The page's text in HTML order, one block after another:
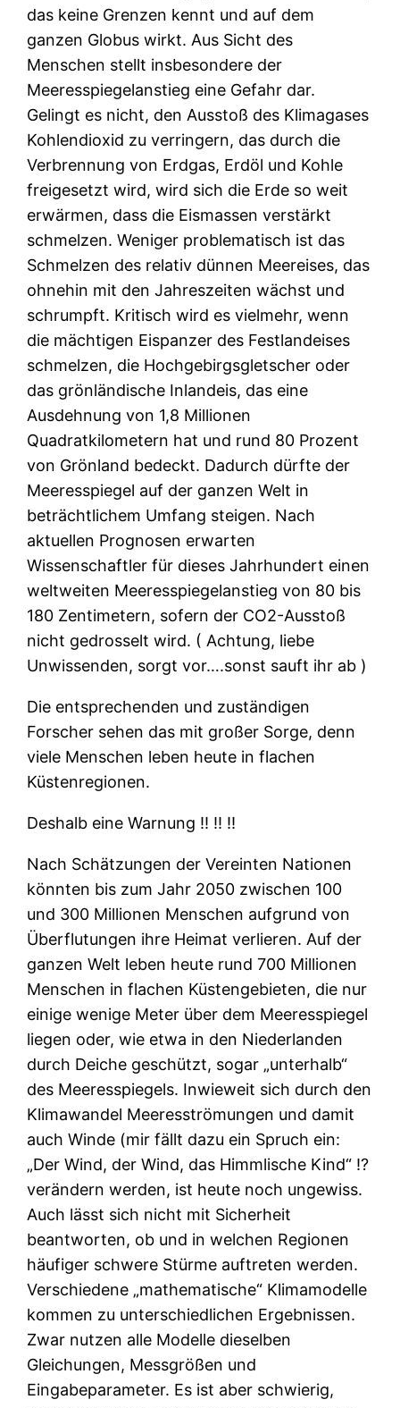
das keine Grenzen kennt und auf dem
ganzen Globus wirkt. Aus Sicht des
Menschen stellt insbesondere der
Meeresspiegelanstieg eine Gefahr dar.
Gelingt es nicht, den Ausstoß des Klimagases
Kohlendioxid zu verringern, das durch die
Verbrennung von Erdgas, Erdöl und Kohle
freigesetzt wird, wird sich die Erde so weit
erwärmen, dass die Eismassen verstärkt
schmelzen. Weniger problematisch ist das
Schmelzen des relativ dünnen Meereises, das
ohnehin mit den Jahreszeiten wächst und
schrumpft. Kritisch wird es vielmehr, wenn
die mächtigen Eispanzer des Festlandeises
schmelzen, die Hochgebirgsgletscher oder
das grönländische Inlandeis, das eine
Ausdehnung von 1,8 Millionen
Quadratkilometern hat und rund 80 Prozent
von Grönland bedeckt. Dadurch dürfte der
Meeresspiegel auf der ganzen Welt in
beträchtlichem Umfang steigen. Nach
aktuellen Prognosen erwarten
Wissenschaftler für dieses Jahrhundert einen
weltweiten Meeresspiegelanstieg von 80 bis
180 Zentimetern, sofern der CO2-Ausstoß
nicht gedrosselt wird. ( Achtung, liebe
Unwissenden, sorgt vor….sonst sauft ihr ab )
Die entsprechenden und zuständigen
Forscher sehen das mit großer Sorge, denn
viele Menschen leben heute in flachen
Küstenregionen.
Deshalb eine Warnung ‼ ‼ ‼
Nach Schätzungen der Vereinten Nationen
könnten bis zum Jahr 2050 zwischen 100
und 300 Millionen Menschen aufgrund von
Überflutungen ihre Heimat verlieren. Auf der
ganzen Welt leben heute rund 700 Millionen
Menschen in flachen Küstengebieten, die nur
einige wenige Meter über dem Meeresspiegel
liegen oder, wie etwa in den Niederlanden
durch Deiche geschützt, sogar „unterhalb“
des Meeresspiegels. Inwieweit sich durch den
Klimawandel Meeresströmungen und damit
auch Winde (mir fällt dazu ein Spruch ein:
„Der Wind, der Wind, das Himmlische Kind“ !?
verändern werden, ist heute noch ungewiss.
Auch lässt sich nicht mit Sicherheit
beantworten, ob und in welchen Regionen
häufiger schwere Stürme auftreten werden.
Verschiedene „mathematische“ Klimamodelle
kommen zu unterschiedlichen Ergebnissen.
Zwar nutzen alle Modelle dieselben
Gleichungen, Messgrößen und
Eingabeparameter. Es ist aber schwierig,